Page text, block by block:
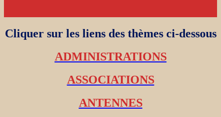
Cliquer sur les liens des thèmes ci-dessous
ADMINISTRATIONS
ASSOCIATIONS
ANTENNES